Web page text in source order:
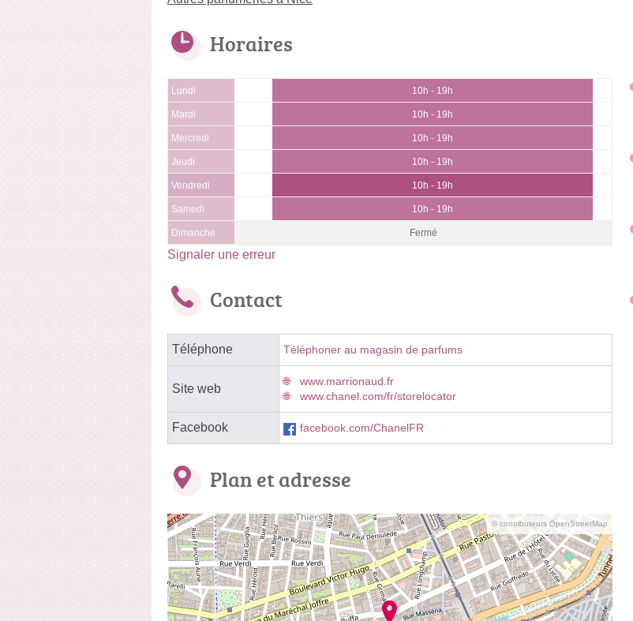
Horaires
Lundi 10h - 19h
Mardi 10h - 19h
Mercredi 10h - 19h
Jeudi 10h - 19h
Vendredi 10h - 19h
Samedi 10h - 19h
Dimanche Fermé
Signaler une erreur
Contact
Téléphone Téléphoner au magasin de parfums
Site web
www.marrionaud.fr
www.chanel.com/fr/storelocator
Facebook facebook.com/ChanelFR
Plan et adresse
© contributeurs OpenStreetMap